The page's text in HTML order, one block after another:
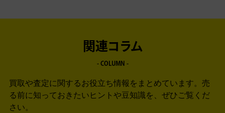
関連コラム
- COLUMN -
買取や査定に関するお役立ち情報をまとめています。 売
る前に知っておきたいヒントや豆知識を、ぜひご覧くだ
さい。